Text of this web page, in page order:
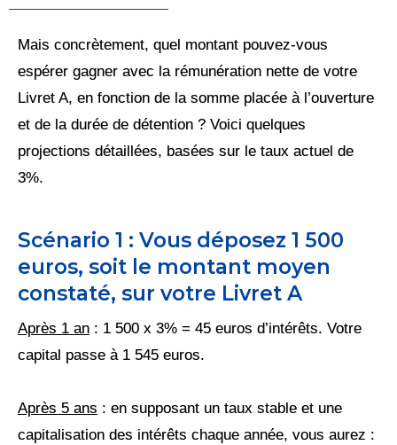
Mais concrètement, quel montant pouvez-vous
espérer gagner avec la rémunération nette de votre
Livret A, en fonction de la somme placée à l’ouverture
et de la durée de détention ? Voici quelques
projections détaillées, basées sur le taux actuel de
3%.
Scénario 1 : Vous déposez 1 500
euros, soit le montant moyen
constaté, sur votre Livret A
Après 1 an : 1 500 x 3% = 45 euros d’intérêts. Votre
capital passe à 1 545 euros.
Après 5 ans : en supposant un taux stable et une
capitalisation des intérêts chaque année, vous aurez :